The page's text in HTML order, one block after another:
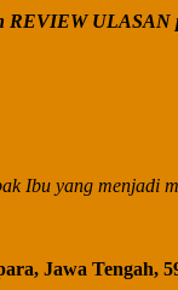
ULASAN
Ibu yang menjadi
Jawa Tengah,